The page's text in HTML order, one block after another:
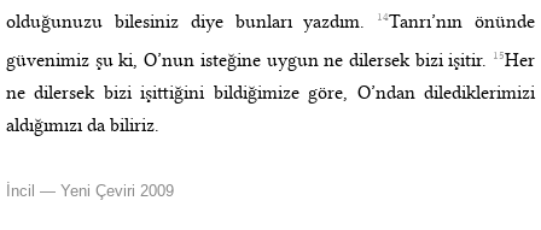
olduğunuzu bilesiniz diye bunları yazdım.
14Tanrı’nın önünde
güvenimiz şu ki, O’nun isteğine uygun ne dilersek bizi işitir.
15Her
ne dilersek bizi işittiğini bildiğimize göre, O’ndan dilediklerimizi
aldığımızı da biliriz.
İncil — Yeni Çeviri 2009